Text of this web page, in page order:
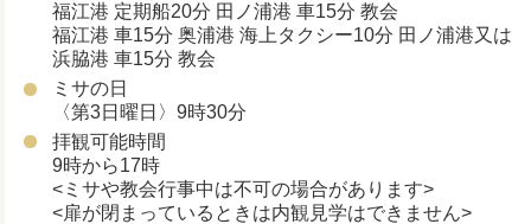
福江港 定期船20分 田ノ浦港 車15分 教会
福江港 車15分 奥浦港 海上タクシー10分 田ノ浦港又は
浜脇港 車15分 教会
ミサの日
〈第3日曜日〉9時30分
拝観可能時間
9時から17時
<ミサや教会行事中は不可の場合があります>
<扉が閉まっているときは内観見学はできません>